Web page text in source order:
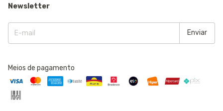
Newsletter
Meios de pagamento